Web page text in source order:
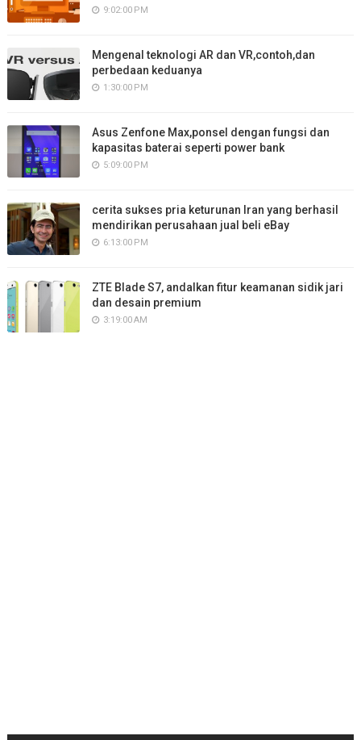
9:02:00 PM
Mengenal teknologi AR dan VR,contoh,dan
perbedaan keduanya
1:30:00 PM
Asus Zenfone Max,ponsel dengan fungsi dan
kapasitas baterai seperti power bank
5:09:00 PM
cerita sukses pria keturunan Iran yang berhasil
mendirikan perusahaan jual beli eBay
6:13:00 PM
ZTE Blade S7, andalkan fitur keamanan sidik jari
dan desain premium
3:19:00 AM